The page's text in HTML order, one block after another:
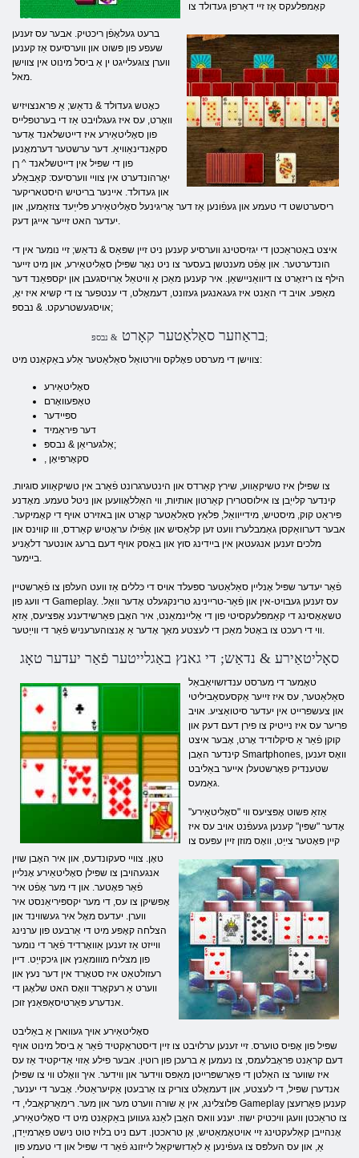
קאָמפּלעקס אַז זיי דאַרפן געדולד צו
ברעט געלאָפֿן ריכטיק. אבער עס זענען
שעפע פון ​​פּשוט און ווערסיעס אַז קענען
ווערן צוגעלייגט ין אַ ביסל מינוט אין צווישן
מאל.
כאָטש געדולד & נדאַש; אַ פראנצויזיש
וואָרט, עס איז געגלויבט אַז די בערטפּלייס
פון סאָליטאַירע איז דייטשלאנד אָדער
סקאַנדינאַוויאַ. דער ערשטער דערמאָנען
פון די שפּיל אין דייטשלאנד ^ ךן
יאָרהונדערט אין צוויי ווערסיעס: קאַבאַלע
און געדולד. איינער בריטיש היסטאריקער
ריסערטשט די טעמע און געפֿונען אַז דער אָריגינעל סאָליטאַירע פּלייַעד צוזאַמען, און
יעדער האט זייער אייגן דעק.
איצט באַטראַכטן די יגזיסטינג ווערסיע קענען ניט זיין שפּאַס & נדאַש; זיי נומער אין די
הונדערטער. און אָפֿט מענטשן בעסער צו ניט נאָר שפּילן סאָליטאַירע, און מיט זייער
הילף צו ריזאָרט צו דיוואַניישאַן. איר קענען מאַכן אַ וויטאַל אַרויסגעבן און יקספּאַנד דער
מאַפּע. אויב די האַנט איז געגאנגען געזונט, דעמאָלט, די ענטפער צו די קשיא איז יאָ,
אויסגעשטרעקט. & נבספּ;
בראַוזער סאַלאַטער קאָרט& נבספּ;
צווישן די מערסט פאָלקס ווירטואַל סאַלאַטער אַלע באַקאַנט מיט:
סאָליטאַירע
טאַפּעוואָרם
ספּיידער
דער פּיראַמיד
אַלגעריאַן & נבספּ;
, סקאָרפּיאָן
צו שפּילן איז טשיקאַווע, שירץ קאַרדס און הינטערגרונט פֿאַרב אין טשיקאַווע סוגיות.
קינדער קלייַבן צו אילוסטרירן קאַרטון אותיות, ווי האַללאָוועען און ניטל טעמע. מאָדנע
פּיראַט קוק, מיסטיש, מידייוואַל, פּלאַץ סאַלאַטער קאָרט און באזירט אויף די קאָמיקער.
אבער דערוואַקסן גאַמבלערז וועט זען קלאַסיש און אַפֿילו עראָטיש קאַרדס, ווו קווינס און
מלכים זענען אנגעטאן אין ביידינג סוץ און באַסק אויף דעם ברעג אונטער דלאָניע
ביימער.
פֿאַר יעדער שפּיל אָנליין סאַלאַטער ספּעלד אויס די כּללים אַז וועט העלפן צו פֿאַרשטיין
די וועג פון Gameplay. עס זענען געבויט-אין און פֿאַר-טריינינג טרינקגעלט אָדער וואַל.
טשאָאָסינג די קאַמפּלעקסיטי פון די אַליינמאַנט, איר האָבן פאַרשידענע אָפּציעס, אַזאַ
ווי די רעכט צו באָטל מאַכן די לעצטע מאַך אָדער אַ אָנצוהערעניש פֿאַר די ווייַטער.
סאָליטאַירע & נדאַש; די גאנץ באַגלייטער פֿאַר יעדער טאָג
טאָמער די מערסט ענדזשויאַבאַל
סאַלאַטער, עס איז זייער אַקסעסאַביליטי
און צעשפּרייט אין יעדער סיטואַציע. אויב
פריער עס איז נייטיק צו פירן דעם דעק און
קוקן פֿאַר אַ סיקלודיד אָרט, אָבער איצט
קינדער האָבן Smartphones, וואָס זענען
שטענדיק פאָרשטעלן אייער באַליבט
גאַמעס.
אַזאַ פּשוט אָפּציעס ווי "סאָליטאַירע"
אָדער "שפּין" קענען געעפֿנט אויב עס איז
קיין פּאָטער צייַט, וואָס מוזן זיין עפּעס צו
טאָן. צוויי סעקונדעס, און איר האָבן שוין
אנגעהויבן צו שפּילן סאָליטאַירע אָנליין
פֿאַר פּאָטער. און די מער אָפֿט איר
אָפּשיקן צו עס, די מער יקספּיריאַנסט איר
ווערן. יעדעס מאָל איר געשווינד און
הצלחה קאָפּע מיט די אַרבעט פון ערנינג
ווייזט אַז זענען אַוואָרדיד פֿאַר די נומער
פון מצליח מווומאַנץ און גיכקייַט. דיין
רעזולטאַט איז סטאָרד אין דער נעץ און
ווערט אַ רעקאָרד וואָס האט שלאָגן די
אנדערע פּאַרטיסאַפּאַנץ זוכן.
סאָליטאַירע אויך געווארן אַ באַליבט
שפּיל פון אָפיס טוערס. זיי זענען ערלויבט צו זיין דיסטראַקטיד פֿאַר אַ ביסל מינוט אויף
דעם קראַנט פּראָבלעמס, צו נעמען אַ ברעכן פון רוטין. אבער פילע אַזוי אַדיקטיד אַז עס
איז שווער צו האַלטן די פאַרשפּרייטן מאַפּס ווידער און ווידער. איך וואָלט ווי צו שפּילן
אנדערן שפּיל, די לעצטע, און דעמאָלט צוריק צו אַרבעטן אַקיעראַטלי. אָבער די יענער,
פּלוצלינג, אין אַ שורה ווערט מער און מער. רימאַרקאַבלי, די Gameplay קענען פאָרזעצן
צו טראַכטן וועגן וויכטיק ישוז. יענע וואס האָבן לאַנג געווען באַקאַנט מיט די סאָליטאַירע,
אָנהייבן קאַלעקטינג זיי אויטאָמאַטיש, אָן טראכטן. דעם ניט בלויז טוט נישט פאַרמייַדן,
אַ, און עס העלפּס צו געפֿינען אַ לאַדזשיקאַל לייזונג פֿאַר די שפּיל און די טעמע פון ​​